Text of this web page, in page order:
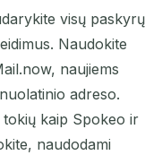
visų paskyrų
Naudokite
naujiems
adreso.
kaip Spokeo ir
naudodami